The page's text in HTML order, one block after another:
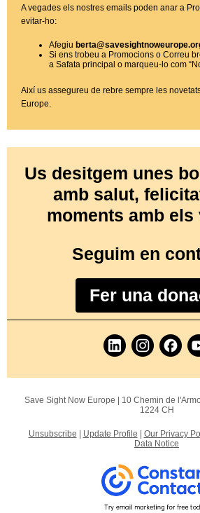
A vegades els nostres emails poden anar a
evitar-ho:
Afegiu
Si ens trobeu a Promocions o Correu
a Safata principal o marqueu-lo com
Així us assegureu de rebre sempre les
Europe.
Us desitgem unes
amb salut,
moments amb els
Seguim en
Fer una
Save Sight Now Europe | 10 Chemin de
1224 CH
Unsubscribe Update Profile Our Privacy
Data Notice